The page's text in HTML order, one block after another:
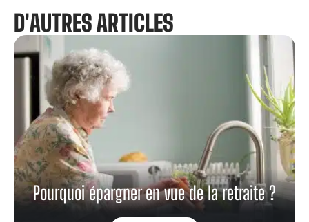
D'AUTRES ARTICLES
Pourquoi épargner en vue de la retraite ?